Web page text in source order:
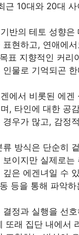
근 10대와 20대
반의 테토 성향
표현하고, 연애에
표 지향적인 커리
인물로 기억되곤 한
에서 비롯된 에
, 타인에 대한 공
경우가 많고, 감정
류 방식은 단순히
보이지만 실제로
깊은 에겐녀일 수
등을 통해 파악
정과 실행을 선
또래 집단 내에서